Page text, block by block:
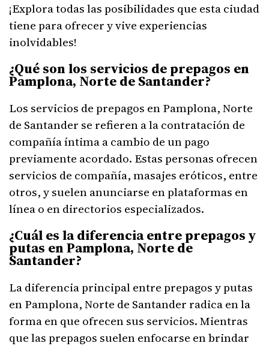
¡Explora todas las posibilidades que esta ciudad
tiene para ofrecer y vive experiencias
inolvidables!
¿Qué son los servicios de prepagos en
Pamplona, Norte de Santander?
Los servicios de prepagos en Pamplona, Norte
de Santander se refieren a la contratación de
compañía íntima a cambio de un pago
previamente acordado. Estas personas ofrecen
servicios de compañía, masajes eróticos, entre
otros, y suelen anunciarse en plataformas en
línea o en directorios especializados.
¿Cuál es la diferencia entre prepagos y
putas en Pamplona, Norte de
Santander?
La diferencia principal entre prepagos y putas
en Pamplona, Norte de Santander radica en la
forma en que ofrecen sus servicios. Mientras
que las prepagos suelen enfocarse en brindar